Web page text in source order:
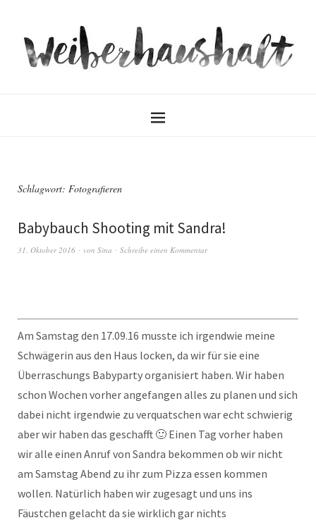
Schlagwort: Fotografieren
Babybauch Shooting mit Sandra!
31. Oktober 2016 von Sina Schreibe einen Kommentar
Am Samstag den 17.09.16 musste ich irgendwie meine
Schwägerin aus den Haus locken, da wir für sie eine
Überraschungs Babyparty organisiert haben. Wir haben
schon Wochen vorher angefangen alles zu planen und sich
dabei nicht irgendwie zu verquatschen war echt schwierig
aber wir haben das geschafft 🙂 Einen Tag vorher haben
wir alle einen Anruf von Sandra bekommen ob wir nicht
am Samstag Abend zu ihr zum Pizza essen kommen
wollen. Natürlich haben wir zugesagt und uns ins
Fäustchen gelacht da sie wirklich gar nichts